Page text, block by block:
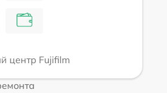
центр Fujifilm